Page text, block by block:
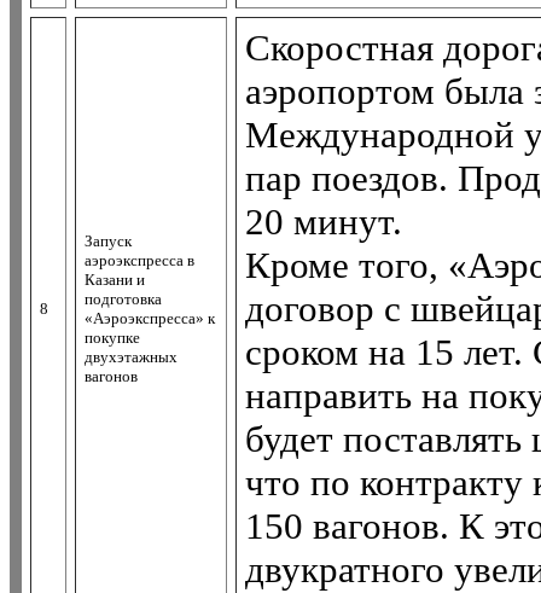
8
Запуск
аэроэкспресса в
Казани и
подготовка
«Аэроэкспресса» к
покупке
двухэтажных
вагонов
Скоростная
аэропортом была
Международной
пар поездов.
20 минут.
Кроме того,
договор с
сроком на 15 лет.
направить на
будет
что по контракту
150 вагонов. К
двукратного